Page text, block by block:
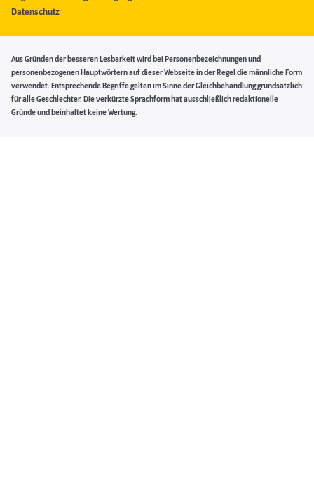
Datenschutz
Aus Gründen der besseren Lesbarkeit wird bei Personenbezeichnungen und
personenbezogenen Hauptwörtern auf dieser Webseite in der Regel die männliche Form
verwendet. Entsprechende Begriffe gelten im Sinne der Gleichbehandlung grundsätzlich
für alle Geschlechter. Die verkürzte Sprachform hat ausschließlich redaktionelle
Gründe und beinhaltet keine Wertung.